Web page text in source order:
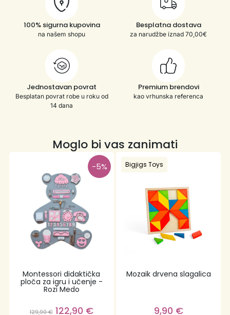
100% sigurna kupovina
na našem shopu
Besplatna dostava
za narudžbe iznad 70,00€
Jednostavan povrat
Besplatan povrat robe u roku od
14 dana
Premium brendovi
kao vrhunska referenca
Moglo bi vas zanimati
Montessori didaktička
ploča za igru i učenje -
Rozi Medo
129,90€ 122,90 €
-5%
Mozaik drvena slagalica
Bigjigs Toys
9,90 €